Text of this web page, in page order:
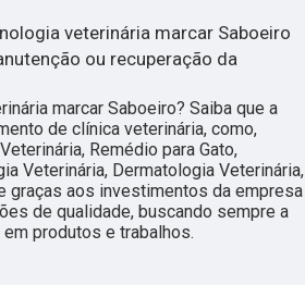
veterinária marcar Saboeiro
ou recuperação da
marcar Saboeiro? Saiba que a
de clínica veterinária, como,
Remédio para Gato,
Veterinária, Dermatologia Veterinária,
aos investimentos da empresa
de qualidade, buscando sempre a
produtos e trabalhos.